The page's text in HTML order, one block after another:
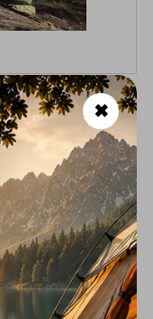
ορειβατικά
Παίζει καθοριστικό
σε κάθε βήμα,
✖